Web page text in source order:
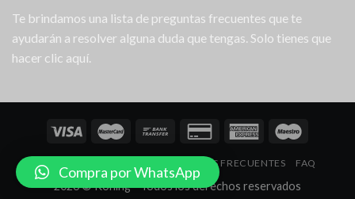
Te brindamos una lista de preguntas frecuentes que te
ayudarán a resolver alguna duda que tengas. Solo tienes que
hacer clic aquí.
NOSOTROS PREGUNTAS FRECUENTES FAQ
2026 © Koning - Todos los derechos reservados
Compra por WhatsApp